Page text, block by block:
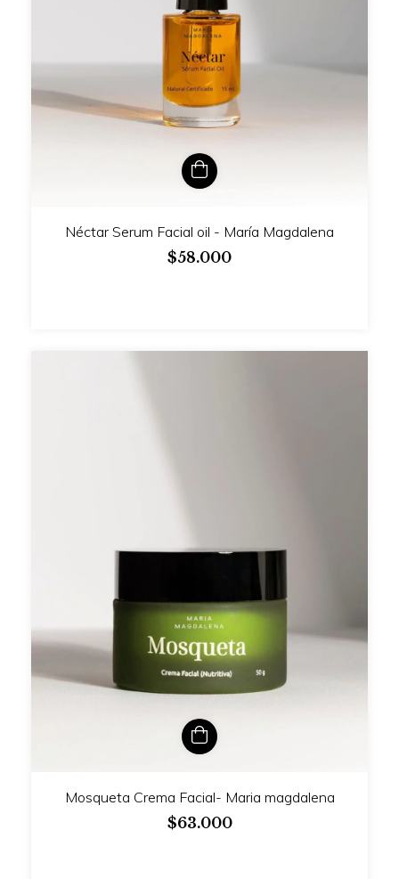
Néctar Serum Facial oil - María Magdalena
$58.000
Mosqueta Crema Facial- Maria magdalena
$63.000